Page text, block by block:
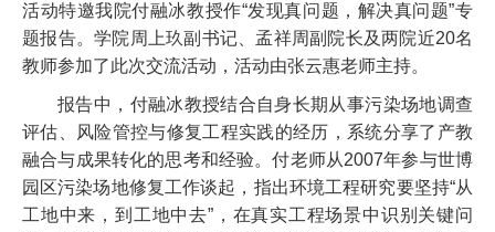
活动特邀我院付融冰教授作“发现真问题，解决真问题”专
题报告。学院周上玖副书记、孟祥周副院长及两院近20名
教师参加了此次交流活动，活动由张云惠老师主持。
报告中，付融冰教授结合自身长期从事污染场地调查
评估、风险管控与修复工程实践的经历，系统分享了产教
融合与成果转化的思考和经验。付老师从2007年参与世博
园区污染场地修复工作谈起，指出环境工程研究要坚持“从
工地中来，到工地中去”，在真实工程场景中识别关键问